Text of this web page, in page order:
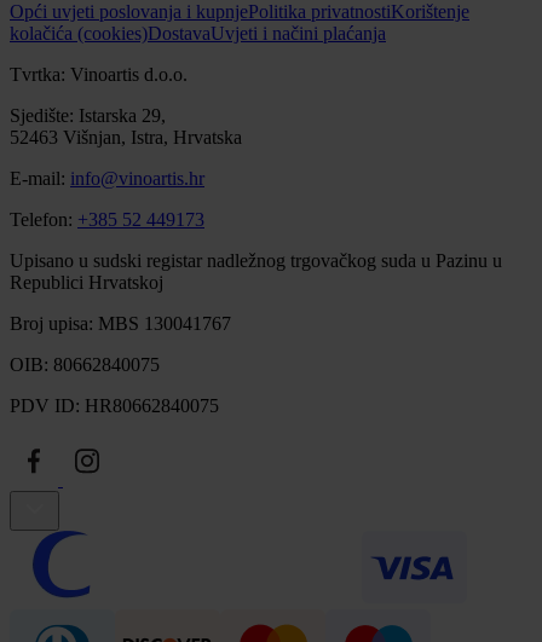
Opći uvjeti poslovanja i kupnjePolitika privatnostiKorištenje
kolačića (cookies)DostavaUvjeti i načini plaćanja
Tvrtka: Vinoartis d.o.o.
Sjedište: Istarska 29,
52463 Višnjan, Istra, Hrvatska
E-mail: info@vinoartis.hr
Telefon: +385 52 449173
Upisano u sudski registar nadležnog trgovačkog suda u Pazinu u
Republici Hrvatskoj
Broj upisa: MBS 130041767
OIB: 80662840075
PDV ID: HR80662840075